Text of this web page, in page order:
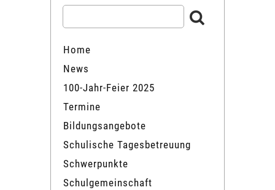
Home
News
100-Jahr-Feier 2025
Termine
Bildungsangebote
Schulische Tagesbetreuung
Schwerpunkte
Schulgemeinschaft